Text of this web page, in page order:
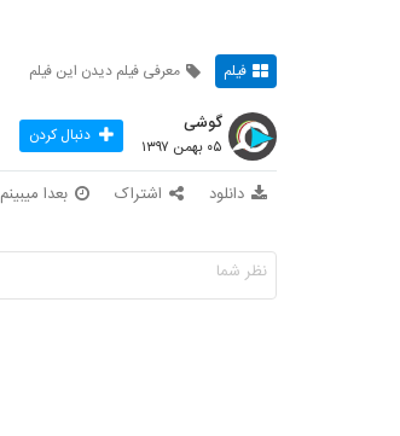
فیلم معرفی فیلم دیدن این فیلم
گوشی
۰۵ بهمن ۱۳۹۷ دنبال کردن
دانلود اشتراک بعدا میبینم